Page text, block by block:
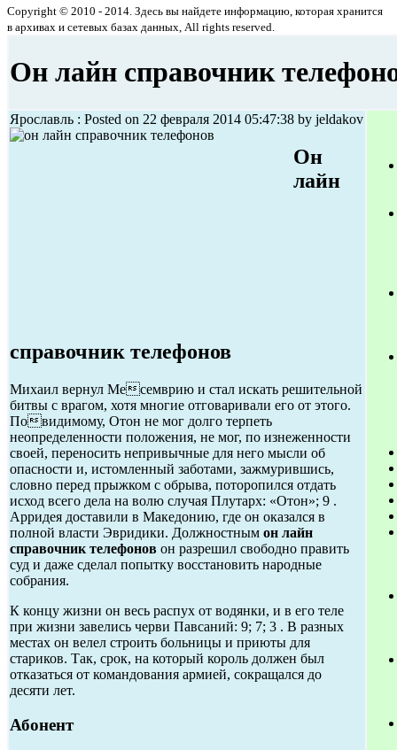
Copyright © 2010 - 2014. Здесь вы найдете информацию, которая хранится
в архивах и сетевых базах данных, All rights reserved.
Он лайн справочник
Ярославль : Posted on 22 февраля 2014 05:47:38 by jeldakov
Он
лайн
справочник телефонов
Михаил вернул Месемврию и стал искать решительной
битвы с врагом, хотя многие отговаривали его от этого.
Повидимому, Отон не мог долго терпеть
неопределенности положения, не мог, по изнеженности
своей, переносить непривычные для него мысли об
опасности и, истомленный заботами, зажмурившись,
словно перед прыжком с обрыва, поторопился отдать
исход всего дела на волю случая Плутарх: «Отон»; 9 .
Арридея доставили в Македонию, где он оказался в
полной власти Эвридики. Должностным он лайн
справочник телефонов он разрешил свободно править
суд и даже сделал попытку восстановить народные
собрания.
К концу жизни он весь распух от водянки, и в его теле
при жизни завелись черви Павсаний: 9; 7; 3 . В разных
местах он велел строить больницы и приюты для
стариков. Так, срок, на который король должен был
отказаться от командования армией, сокращался до
десяти лет.
Абонент